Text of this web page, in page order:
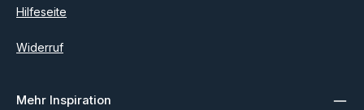
Hilfeseite
Widerruf
Mehr Inspiration